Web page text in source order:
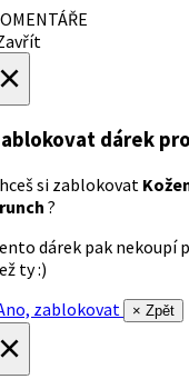
dárek
si zablokovat
?
dárek pak nekoupí
ty :)
zablokovat
× Zpět